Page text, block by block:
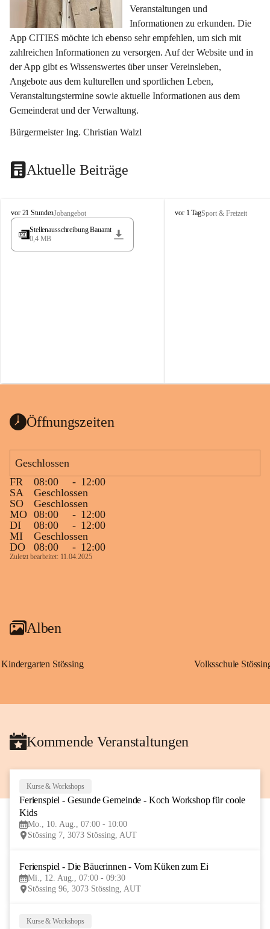
Veranstaltungen und
Informationen zu erkunden. Die
App CITIES möchte ich ebenso sehr empfehlen, um sich mit
zahlreichen Informationen zu versorgen. Auf der Website und in
der App gibt es Wissenswertes über unser Vereinsleben,
Angebote aus dem kulturellen und sportlichen Leben,
Veranstaltungstermine sowie aktuelle Informationen aus dem
Gemeinderat und der Verwaltung.
Bürgermeister Ing. Christian Walzl
Aktuelle Beiträge
S
t
s
vor 21 StundenJobangebot
Stellenausschreibung Bauamt
0,4 MB
S
vor 1 TagSport & Freizeit
Öffnungszeiten
Geschlossen
FR
08:00 - 12:00
SA
Geschlossen
SO
Geschlossen
MO 08:00 - 12:00
DI
08:00 - 12:00
MI
Geschlossen
DO
08:00 - 12:00
Zuletzt bearbeitet: 11.04.2025
Alben
Kindergarten Stössing Volksschule
Kommende Veranstaltungen
AUG
Kurse & Workshops
Ferienspiel - Gesunde Gemeinde - Koch Workshop für coole
Kids
Mo., 10. Aug., 07:00 - 10:00
Stössing 7, 3073 Stössing, AUT
Ferienspiel - Die Bäuerinnen - Vom Küken zum Ei
Mi., 12. Aug., 07:00 - 09:30
Stössing 96, 3073 Stössing, AUT
Kurse & Workshops